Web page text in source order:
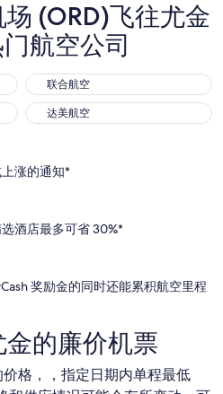
(ORD)飞往尤金
航空公司
联合航空
联合航空
达美航空
达美航空
涨的通知*
酒店最多可省 30%*
奖励金的同时还能累积航空里程
的廉价机票
格，，指定日期内单程最低